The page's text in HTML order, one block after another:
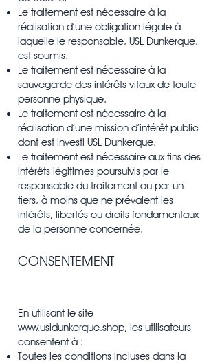
Le traitement est nécessaire à la
réalisation d’une obligation légale à
laquelle le responsable, USL Dunkerque,
est soumis.
Le traitement est nécessaire à la
sauvegarde des intérêts vitaux de toute
personne physique.
Le traitement est nécessaire à la
réalisation d’une mission d’intérêt public
dont est investi USL Dunkerque.
Le traitement est nécessaire aux fins des
intérêts légitimes poursuivis par le
responsable du traitement ou par un
tiers, à moins que ne prévalent les
intérêts, libertés ou droits fondamentaux
de la personne concernée.
CONSENTEMENT
En utilisant le site
www.usldunkerque.shop, les utilisateurs
consentent à :
Toutes les conditions incluses dans la